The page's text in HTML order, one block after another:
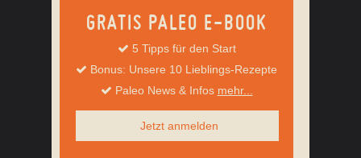
GRATIS PALEO E-BOOK
5 Tipps für den Start
Bonus: Unsere 10 Lieblings-Rezepte
Paleo News & Infos mehr...
Jetzt anmelden